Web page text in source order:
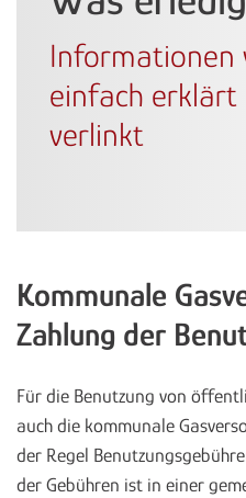
Informationen
einfach
verlinkt
Kommunale
Zahlung der
Für die Benutzung von
auch die kommunale
der Regel
der Gebühren ist in einer